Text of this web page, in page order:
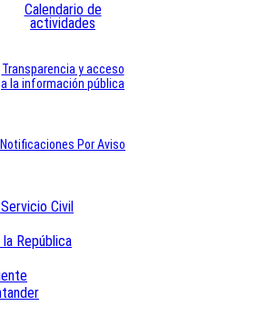
Calendario de
actividades
Transparencia y acceso
a la información pública
Notificaciones Por Aviso